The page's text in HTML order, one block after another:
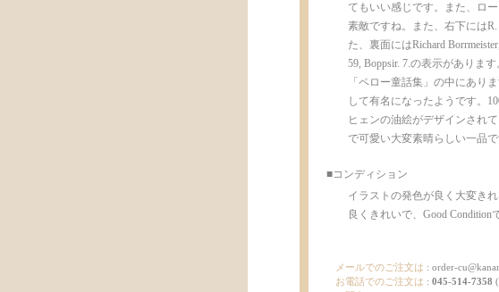
てもいい感じです。また、ロ
素敵ですね。また、右下には
た、裏面にはRichard
59, Boppsir. 7.の表示がありま
「ペロー童話集」の中にあり
して有名になったようです。
ヒェンの油絵がデザインされ
で可愛い大変素晴らしい一品で
■コンディション
イラストの発色が良く大変き
良くきれいで、Good Condition
メールでのご注文は : order-
お電話でのご注文は : 045-514-7358